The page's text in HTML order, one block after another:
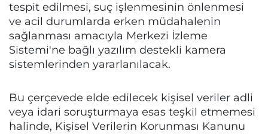
tespit edilmesi, suç işlenmesinin önlenmesi
ve acil durumlarda erken müdahalenin
sağlanması amacıyla Merkezi İzleme
Sistemi'ne bağlı yazılım destekli kamera
sistemlerinden yararlanılacak.
Bu çerçevede elde edilecek kişisel veriler adli
veya idari soruşturmaya esas teşkil etmemesi
halinde, Kişisel Verilerin Korunması Kanunu